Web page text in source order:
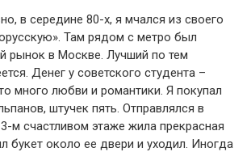
в середине 80-х, я мчался из своего
Там рядом с метро был
рынок в Москве. Лучший по тем
Денег у советского студента –
много любви и романтики. Я покупал
штучек пять. Отправлялся в
м счастливом этаже жила прекрасная
букет около ее двери и уходил. Иногда